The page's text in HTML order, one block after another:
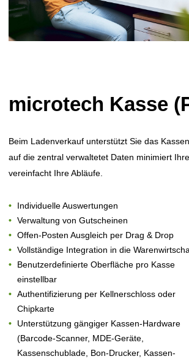
microtech Kasse
Beim Ladenverkauf unterstützt Sie das
auf die zentral verwaltetet Daten minimiert
vereinfacht Ihre Abläufe.
Individuelle Auswertungen
Verwaltung von Gutscheinen
Offen-Posten Ausgleich per Drag & Drop
Vollständige Integration in die
Benutzerdefinierte Oberfläche pro Kasse
einstellbar
Authentifizierung per Kellnerschloss oder
Chipkarte
Unterstützung gängiger Kassen-Hardware
(Barcode-Scanner, MDE-Geräte,
Kassenschublade, Bon-Drucker, Kassen-